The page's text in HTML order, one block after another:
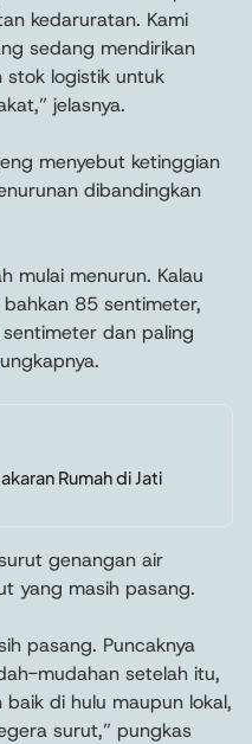
kedaruratan. Kami
sedang mendirikan
stok logistik untuk
jelasnya.
menyebut ketinggian
dibandingkan
mulai menurun. Kalau
85 sentimeter,
dan paling
Rumah di Jati
genangan air
yang masih pasang.
pasang. Puncaknya
mudahan setelah itu,
di hulu maupun lokal,
surut,” pungkas